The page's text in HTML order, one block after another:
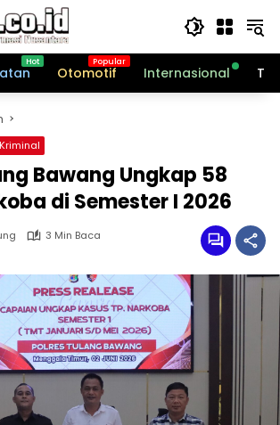
Otomotif Internasional
Bawang Ungkap 58
di Semester I 2026
3 Min Baca